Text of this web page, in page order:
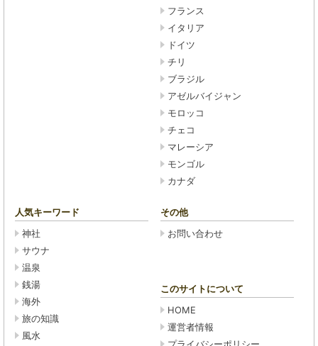
フランス
イタリア
ドイツ
チリ
ブラジル
アゼルバイジャン
モロッコ
チェコ
マレーシア
モンゴル
カナダ
人気キーワード
神社
サウナ
温泉
銭湯
海外
旅の知識
風水
その他
お問い合わせ
このサイトについて
HOME
運営者情報